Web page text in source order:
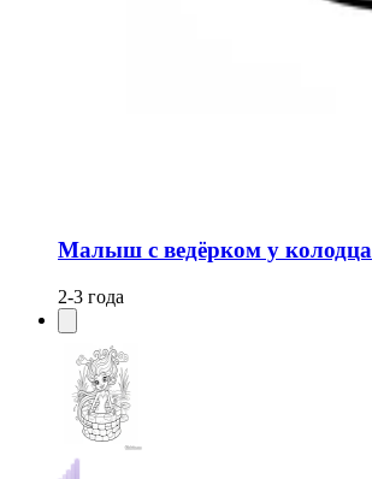
Малыш с ведёрком у колодца
2-3 года